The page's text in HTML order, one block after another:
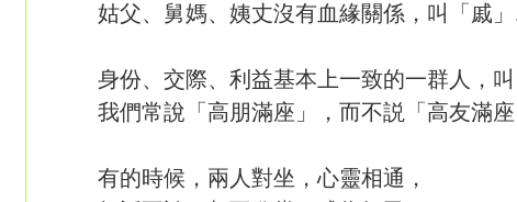
姑父、舅媽、姨丈沒有血緣關係，叫「戚
身份、交際、利益基本上一致的一群人，叫
我們常說「高朋滿座」，而不説「高友滿座
有的時候，兩人對坐，心靈相通，